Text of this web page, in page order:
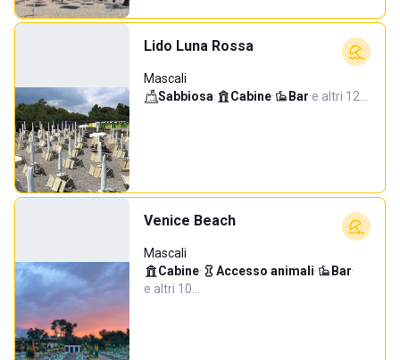
Lido Luna Rossa
Mascali
Sabbiosa· Cabine· Bar·e altri 12…
Venice Beach
Mascali
Cabine· Accesso animali· Bar·
e altri 10…